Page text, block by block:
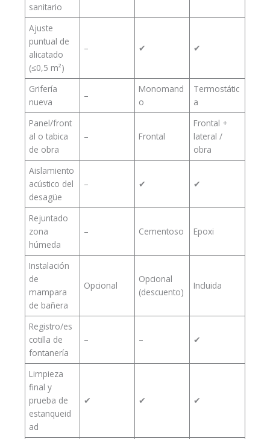
sanitario
Ajuste
puntual de
alicatado
(≤0,5 m²)
– ✔ ✔
Grifería
nueva
–
Monomand
o
Termostátic
a
Panel/front
al o tabica
de obra
– Frontal
Frontal +
lateral /
obra
Aislamiento
acústico del
desagüe
– ✔ ✔
Rejuntado
zona
húmeda
– Cementoso Epoxi
Instalación
de
mampara
de bañera
Opcional
Opcional
(descuento)
Incluida
Registro/es
cotilla de
fontanería
– – ✔
Limpieza
final y
prueba de
estanqueid
ad
✔ ✔ ✔